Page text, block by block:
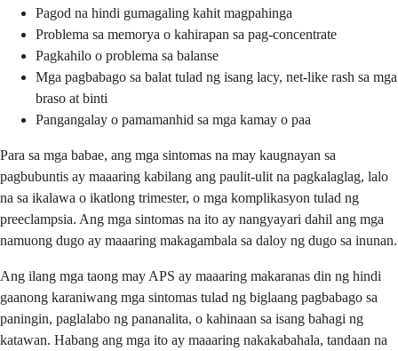
Pagod na hindi gumagaling kahit magpahinga
Problema sa memorya o kahirapan sa pag-concentrate
Pagkahilo o problema sa balanse
Mga pagbabago sa balat tulad ng isang lacy, net-like rash sa mga
braso at binti
Pangangalay o pamamanhid sa mga kamay o paa
Para sa mga babae, ang mga sintomas na may kaugnayan sa
pagbubuntis ay maaaring kabilang ang paulit-ulit na pagkalaglag, lalo
na sa ikalawa o ikatlong trimester, o mga komplikasyon tulad ng
preeclampsia. Ang mga sintomas na ito ay nangyayari dahil ang mga
namuong dugo ay maaaring makagambala sa daloy ng dugo sa inunan.
Ang ilang mga taong may APS ay maaaring makaranas din ng hindi
gaanong karaniwang mga sintomas tulad ng biglaang pagbabago sa
paningin, paglalabo ng pananalita, o kahinaan sa isang bahagi ng
katawan. Habang ang mga ito ay maaaring nakakabahala, tandaan na